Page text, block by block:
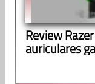
Review
auriculares